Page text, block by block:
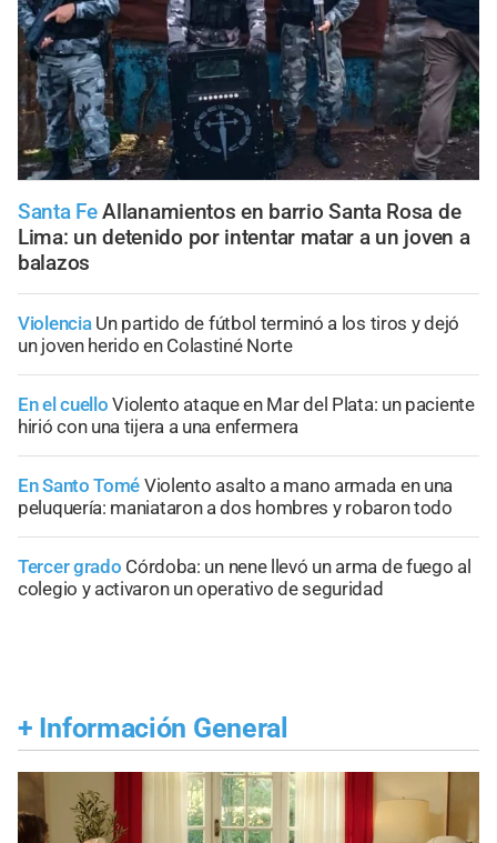
Santa Fe Allanamientos en barrio Santa Rosa de
Lima: un detenido por intentar matar a un joven a
balazos
Violencia Un partido de fútbol terminó a los tiros y dejó
un joven herido en Colastiné Norte
En el cuello Violento ataque en Mar del Plata: un paciente
hirió con una tijera a una enfermera
En Santo Tomé Violento asalto a mano armada en una
peluquería: maniataron a dos hombres y robaron todo
Tercer grado Córdoba: un nene llevó un arma de fuego al
colegio y activaron un operativo de seguridad
+ Información General